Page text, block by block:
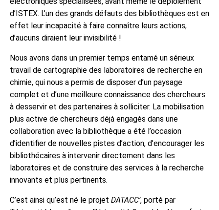
d’ISTEX. L’un des grands défauts des bibliothèques est en
effet leur incapacité à faire connaître leurs actions,
d’aucuns diraient leur invisibilité !
Nous avons dans un premier temps entamé un sérieux
travail de cartographie des laboratoires de recherche en
chimie, qui nous a permis de disposer d’un paysage
complet et d’une meilleure connaissance des chercheurs
à desservir et des partenaires à solliciter. La mobilisation
plus active de chercheurs déjà engagés dans une
collaboration avec la bibliothèque a été l’occasion
d’identifier de nouvelles pistes d’action, d’encourager les
bibliothécaires à intervenir directement dans les
laboratoires et de construire des services à la recherche
innovants et plus pertinents.
C’est ainsi qu’est né le projet DATACC’, porté par